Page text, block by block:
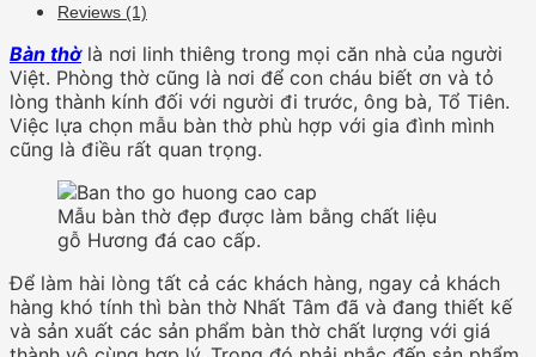
Reviews (1)
Bàn thờlà nơi linh thiêng trong mọi căn nhà của người
Việt. Phòng thờ cũng là nơi để con cháu biết ơn và tỏ
lòng thành kính đối với người đi trước, ông bà, Tổ Tiên.
Việc lựa chọn mẫu bàn thờ phù hợp với gia đình mình
cũng là điều rất quan trọng.
Mẫu bàn thờ đẹp được làm bằng chất liệu
gỗ Hương đá cao cấp.
Để làm hài lòng tất cả các khách hàng, ngay cả khách
hàng khó tính thì bàn thờ Nhất Tâm đã và đang thiết kế
và sản xuất các sản phẩm bàn thờ chất lượng với giá